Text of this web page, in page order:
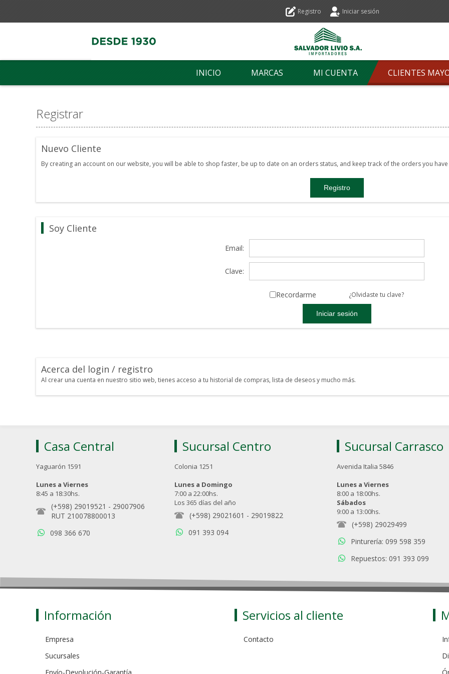
Registro Iniciar sesión
INICIO MARCAS MI CUENTA CLIENTES
Registrar
Nuevo Cliente
By creating an account on our website, you will be able to shop faster, be up to date on an orders status, and keep track of the orders you
Soy Cliente
Email:
Clave:
Recordarme ¿Olvidaste tu clave?
Acerca del login / registro
Al crear una cuenta en nuestro sitio web, tienes acceso a tu historial de compras, lista de deseos y mucho más.
Casa Central
Yaguarón 1591
Lunes a Viernes
8:45 a 18:30hs.
(+598) 29019521 - 29007906
RUT 210078800013
098 366 670
Sucursal Centro
Colonia 1251
Lunes a Domingo
7:00 a 22:00hs.
Los 365 días del año
(+598) 29021601 - 29019822
091 393 094
Sucursal Carrasco
Avenida Italia 5846
Lunes a Viernes
8:00 a 18:00hs.
Sábados
9:00 a 13:00hs.
(+598) 29029499
Pinturería: 099 598 359
Repuestos: 091 393 099
Información
Empresa
Sucursales
Servicios al cliente
Contacto